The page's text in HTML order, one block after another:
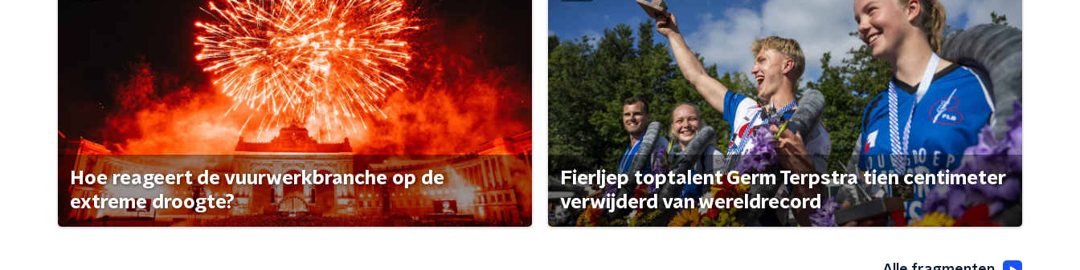
Hoe reageert de vuurwerkbranche op de
extreme droogte?
Fierljep toptalent Germ Terpstra tien centimeter
verwijderd van wereldrecord